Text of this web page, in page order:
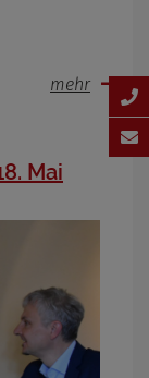
mehr
Mai